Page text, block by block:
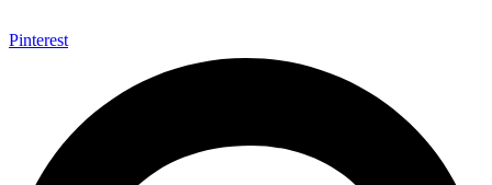
Pinterest